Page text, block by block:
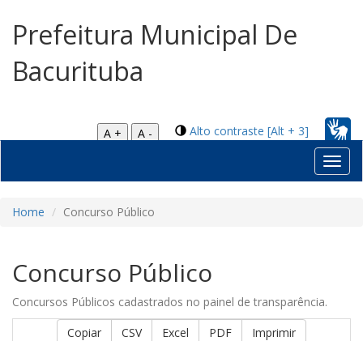
Prefeitura Municipal De
Bacurituba
Alto contraste [Alt + 3]
A +
A -
Home Concurso Público
Concurso Público
Concursos Públicos cadastrados no painel de transparência.
Copiar
CSV Excel PDF Imprimir